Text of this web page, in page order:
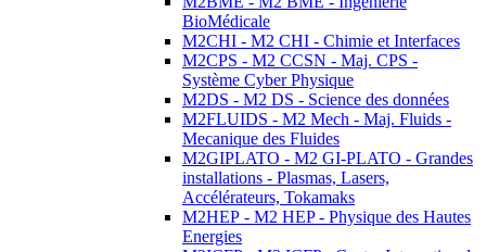
BioMédicale
M2CHI - M2 CHI - Chimie et Interfaces
M2CPS - M2 CCSN - Maj. CPS -
Système Cyber Physique
M2DS - M2 DS - Science des données
M2FLUIDS - M2 Mech - Maj. Fluids -
Mecanique des Fluides
M2GIPLATO - M2 GI-PLATO - Grandes
installations - Plasmas, Lasers,
Accélérateurs, Tokamaks
M2HEP - M2 HEP - Physique des Hautes
Energies